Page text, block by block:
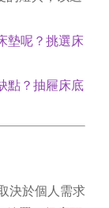
墊呢？挑選床
點？抽屜床底
決於個人需求